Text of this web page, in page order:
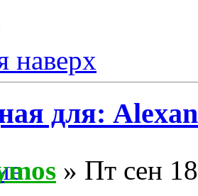
наверх
для:
» Пт сен